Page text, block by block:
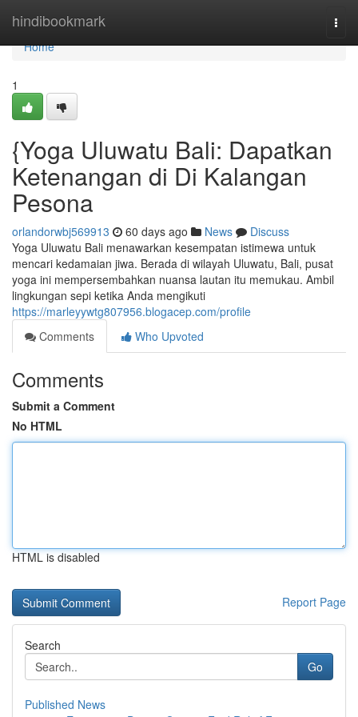
hindibookmark
Home
Home
1
{Yoga Uluwatu Bali: Dapatkan
Ketenangan di Di Kalangan
Pesona
orlandorwbj569913 60 days ago News
Discuss
Yoga Uluwatu Bali menawarkan kesempatan istimewa untuk
mencari kedamaian jiwa. Berada di wilayah Uluwatu, Bali, pusat
yoga ini mempersembahkan nuansa lautan itu memukau. Ambil
lingkungan sepi ketika Anda mengikuti
https://marleyywtg807956.blogacep.com/profile
Comments
Who Upvoted
Comments
Submit a Comment
No HTML
HTML is disabled
Report Page
Search
Go
Published News